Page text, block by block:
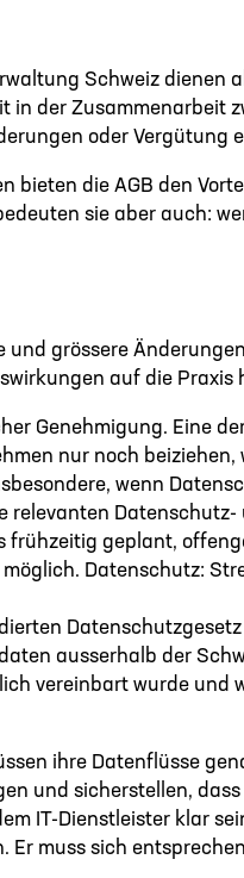
Schweiz
der Zusammenarbeit
oder Vergütung
bieten die AGB den
sie aber auch:
und grössere
auf die Praxis
Genehmigung. Eine
nur noch
wenn
relevanten
frühzeitig geplant,
Datenschutz:
ausserhalb der
vereinbart wurde
ihre Datenflüsse
und sicherstellen,
IT-Dienstleister klar
muss sich